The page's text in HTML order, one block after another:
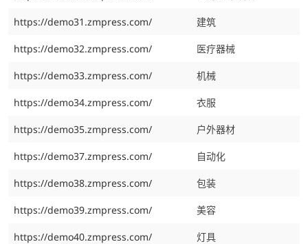
https://demo31.zmpress.com/ 建筑
https://demo32.zmpress.com/ 医疗器械
https://demo33.zmpress.com/ 机械
https://demo34.zmpress.com/ 衣服
https://demo35.zmpress.com/ 户外器材
https://demo37.zmpress.com/ 自动化
https://demo38.zmpress.com/ 包装
https://demo39.zmpress.com/ 美容
https://demo40.zmpress.com/ 灯具